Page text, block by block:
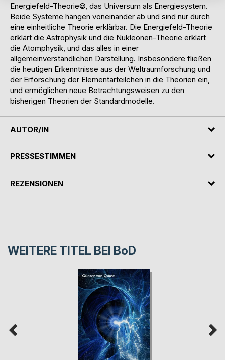
Energiefeld-Theorie©, das Universum als Energiesystem.
Beide Systeme hängen voneinander ab und sind nur durch
eine einheitliche Theorie erklärbar. Die Energiefeld-Theorie
erklärt die Astrophysik und die Nukleonen-Theorie erklärt
die Atomphysik, und das alles in einer
allgemeinverständlichen Darstellung. Insbesondere fließen
die heutigen Erkenntnisse aus der Weltraumforschung und
der Erforschung der Elementarteilchen in die Theorien ein,
und ermöglichen neue Betrachtungsweisen zu den
bisherigen Theorien der Standardmodelle.
AUTOR/IN
PRESSESTIMMEN
REZENSIONEN
WEITERE TITEL BEI BoD